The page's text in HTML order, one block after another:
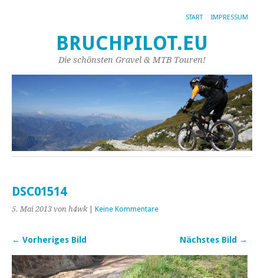
START IMPRESSUM
BRUCHPILOT.EU
Die schönsten Gravel & MTB Touren!
DSC01514
5. Mai 2013 von h4wk| Keine Kommentare
← Vorheriges Bild Nächstes Bild →